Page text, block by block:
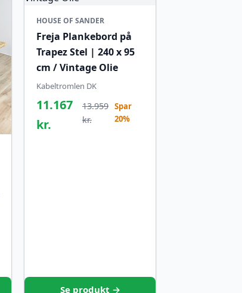
HOUSE OF SANDER
Freja Plankebord på
Trapez Stel | 240 x 95
cm / Vintage Olie
Kabeltromlen DK
11.167
kr.
13.959
kr.
Spar
20%
Se produkt →